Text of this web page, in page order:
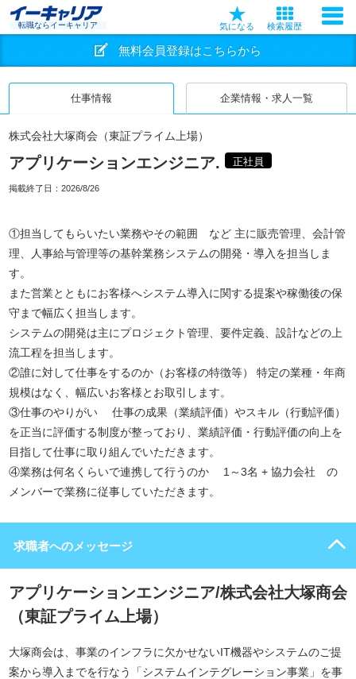
転職ならイーキャリア 気になる 検索履歴
無料会員登録はこちらから
仕事情報 企業情報・求人一覧
株式会社大塚商会（東証プライム上場）
アプリケーションエンジニア. 正社員
掲載終了日： 2026/8/26
①担当してもらいたい業務やその範囲 など 主に販売管理、会計管
理、人事給与管理等の基幹業務システムの開発・導入を担当しま
す。
また営業とともにお客様へシステム導入に関する提案や稼働後の保
守まで幅広く担当します。
システムの開発は主にプロジェクト管理、要件定義、設計などの上
流工程を担当します。
②誰に対して仕事をするのか（お客様の特徴等） 特定の業種・年商
規模はなく、幅広いお客様とお取引します。
③仕事のやりがい 仕事の成果（業績評価）やスキル（行動評価）
を正当に評価する制度が整っており、業績評価・行動評価の向上を
目指して仕事に取り組んでいただきます。
④業務は何名くらいで連携して行うのか 1～3名 + 協力会社 の
メンバーで業務に従事していただきます。
求職者へのメッセージ
アプリケーションエンジニア/株式会社大塚商会
（東証プライム上場）
大塚商会は、事業のインフラに欠かせないIT機器やシステムのご提
案から導入までを行なう「システムインテグレーション事業」を事